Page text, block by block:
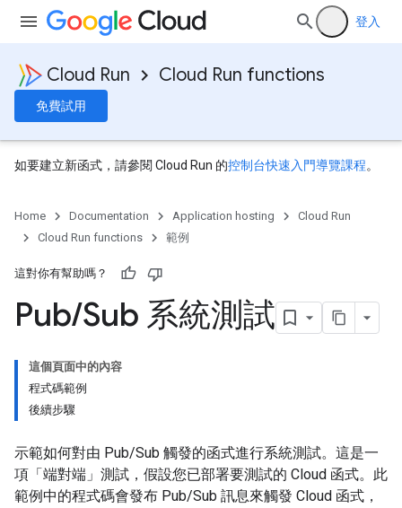
登入
Cloud Run Cloud Run functions
免費試用
如要建立新函式，請參閱 Cloud Run 的控制台快速入門導覽課程。
Home Documentation Application hosting
Cloud Run
Cloud Run functions
範例
這對你有幫助嗎？
Pub/Sub 系統測試
這個頁面中的內容
程式碼範例
後續步驟
示範如何對由 Pub/Sub 觸發的函式進行系統測試。這是一
項「端對端」測試，假設您已部署要測試的 Cloud 函式。此
範例中的程式碼會發布 Pub/Sub 訊息來觸發 Cloud 函式，